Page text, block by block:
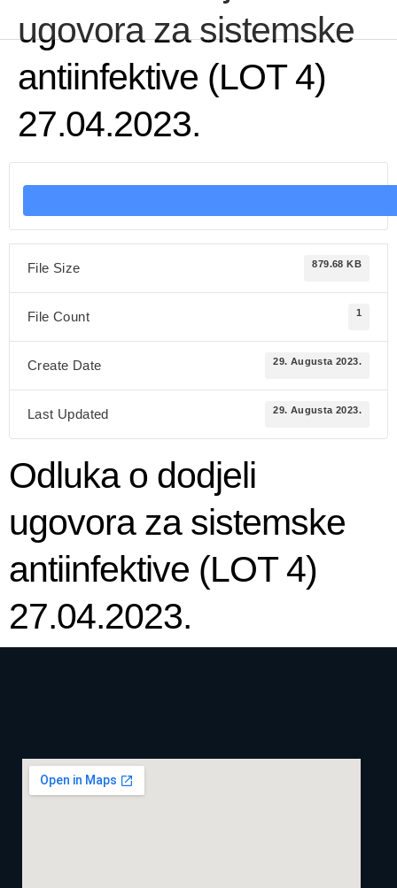
ugovora za sistemske
antiinfektive (LOT 4)
27.04.2023.
File Size 879.68 KB
File Count 1
Create Date 29. Augusta 2023.
Last Updated 29. Augusta 2023.
Odluka o dodjeli
ugovora za sistemske
antiinfektive (LOT 4)
27.04.2023.